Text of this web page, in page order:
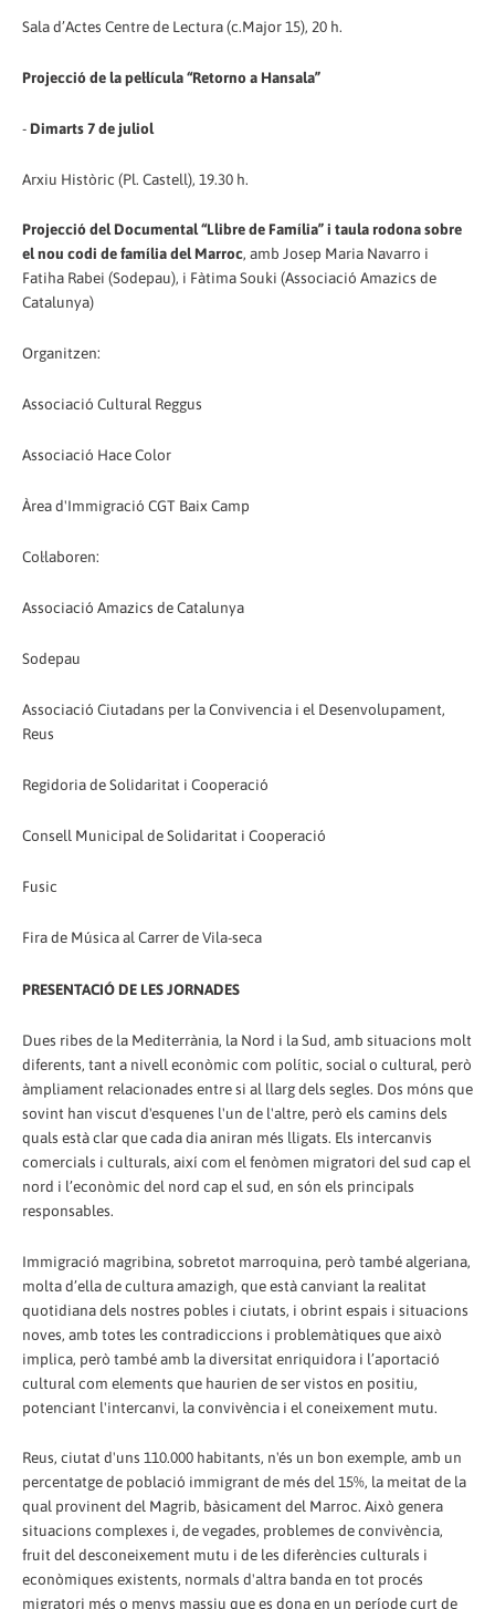
Sala d’Actes Centre de Lectura (c.Major 15), 20 h.
Projecció de la pel·lícula “Retorno a Hansala”
- Dimarts 7 de juliol
Arxiu Històric (Pl. Castell), 19.30 h.
Projecció del Documental “Llibre de Família” i taula rodona sobre
el nou codi de família del Marroc, amb Josep Maria Navarro i
Fatiha Rabei (Sodepau), i Fàtima Souki (Associació Amazics de
Catalunya)
Organitzen:
Associació Cultural Reggus
Associació Hace Color
Àrea d'Immigració CGT Baix Camp
Col·laboren:
Associació Amazics de Catalunya
Sodepau
Associació Ciutadans per la Convivencia i el Desenvolupament,
Reus
Regidoria de Solidaritat i Cooperació
Consell Municipal de Solidaritat i Cooperació
Fusic
Fira de Música al Carrer de Vila-seca
PRESENTACIÓ DE LES JORNADES
Dues ribes de la Mediterrània, la Nord i la Sud, amb situacions molt
diferents, tant a nivell econòmic com polític, social o cultural, però
àmpliament relacionades entre si al llarg dels segles. Dos móns que
sovint han viscut d'esquenes l'un de l'altre, però els camins dels
quals està clar que cada dia aniran més lligats. Els intercanvis
comercials i culturals, així com el fenòmen migratori del sud cap el
nord i l’econòmic del nord cap el sud, en són els principals
responsables.
Immigració magribina, sobretot marroquina, però també algeriana,
molta d’ella de cultura amazigh, que està canviant la realitat
quotidiana dels nostres pobles i ciutats, i obrint espais i situacions
noves, amb totes les contradiccions i problemàtiques que això
implica, però també amb la diversitat enriquidora i l’aportació
cultural com elements que haurien de ser vistos en positiu,
potenciant l'intercanvi, la convivència i el coneixement mutu.
Reus, ciutat d'uns 110.000 habitants, n'és un bon exemple, amb un
percentatge de població immigrant de més del 15%, la meitat de la
qual provinent del Magrib, bàsicament del Marroc. Això genera
situacions complexes i, de vegades, problemes de convivència,
fruit del desconeixement mutu i de les diferències culturals i
econòmiques existents, normals d'altra banda en tot procés
migratori més o menys massiu que es dona en un període curt de